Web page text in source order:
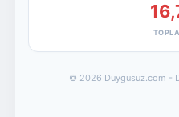
© 2026 Duygusuz.com -